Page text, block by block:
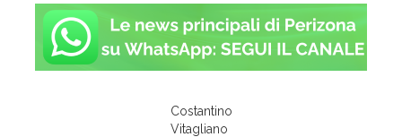
Costantino
Vitagliano